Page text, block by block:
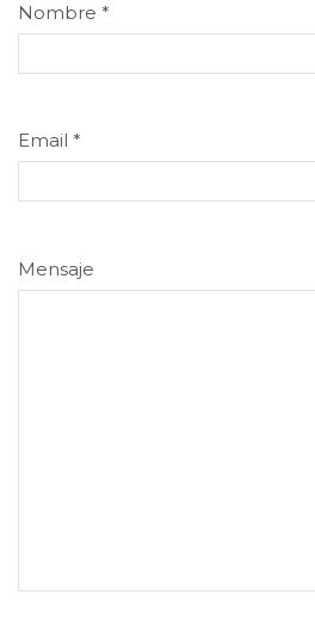
Nombre *
Email *
Mensaje